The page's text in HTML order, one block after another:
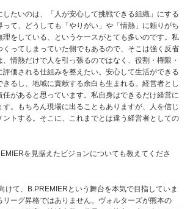
したいのは、「人が安心して挑戦できる組織」にする
って、どうしても「やりがい」や「情熱」に頼りがち
をしている、というケースがとても多いのです。私
くってしまっていた側でもあるので、そこは強く反省
情熱だけで人を引っ張るのではなく、役割・権限・
価される仕組みを整えたい。安心して生活ができる
るし、地域に貢献する余白も生まれる。経営者とし
があると思っています。私自身はできるだけ経営に
。もちろん現場に出ることもありますが、人を信じ
トする。そこに、これまでとは違う経営者としての
を見据えたビジョンについても教えてくださ
けて、B.PREMIERという舞台を本気で目指していま
ーグ昇格ではありません。ヴォルターズが熊本の